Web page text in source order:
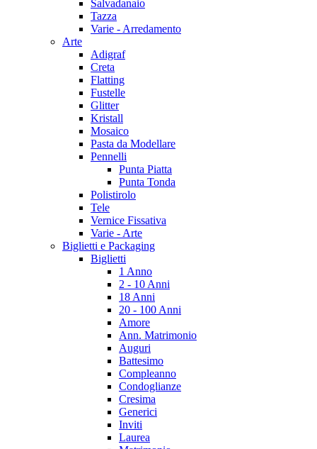
Salvadanaio
Tazza
Varie - Arredamento
Arte
Adigraf
Creta
Flatting
Fustelle
Glitter
Kristall
Mosaico
Pasta da Modellare
Pennelli
Punta Piatta
Punta Tonda
Polistirolo
Tele
Vernice Fissativa
Varie - Arte
Biglietti e Packaging
Biglietti
1 Anno
2 - 10 Anni
18 Anni
20 - 100 Anni
Amore
Ann. Matrimonio
Auguri
Battesimo
Compleanno
Condoglianze
Cresima
Generici
Inviti
Laurea